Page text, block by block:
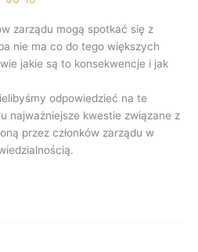
zarządu mogą spotkać się z
nie ma co do tego większych
jakie są to konsekwencje i jak
odpowiedzieć na te
najważniejsze kwestie związane z
przez członków zarządu w